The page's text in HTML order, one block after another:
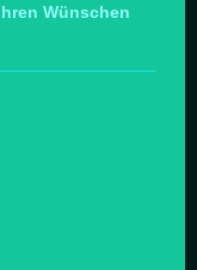
Wünschen